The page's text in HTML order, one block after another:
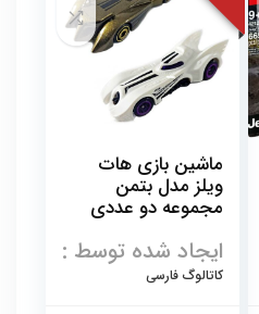
ماشین بازی هات
ویلز مدل بتمن
مجموعه دو عددی
ایجاد شده توسط :
کاتالوگ فارسی